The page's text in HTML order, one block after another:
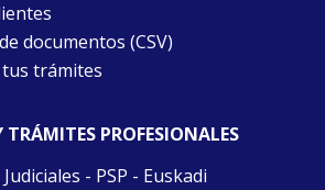
documentos (CSV)
trámites
TRÁMITES PROFESIONALES
- PSP - Euskadi